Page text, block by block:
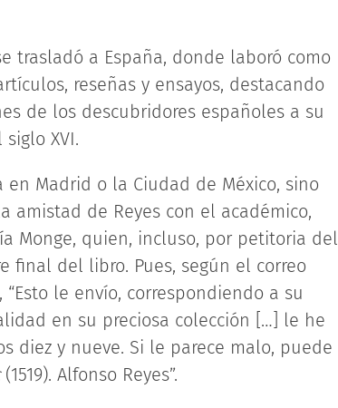
trasladó a España, donde laboró como
reseñas y ensayos, destacando
de los descubridores españoles a su
XVI.
Madrid o la Ciudad de México, sino
amistad de Reyes con el académico,
Monge, quien, incluso, por petitoria del
final del libro. Pues, según el correo
le envío, correspondiendo a su
en su preciosa colección […] le he
diez y nueve. Si le parece malo, puede
(1519). Alfonso Reyes”.